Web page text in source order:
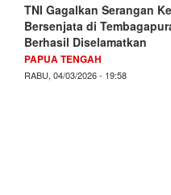
TNI Gagalkan Serangan
Bersenjata di
Berhasil Diselamatkan
PAPUA TENGAH
RABU, 04/03/2026 - 19:58